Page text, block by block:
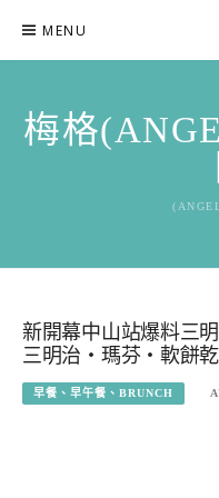
content
MENU
梅格
新開幕中山站爆料三
三明治・瑪芬・軟餅
早餐、早午餐、BRUNCH